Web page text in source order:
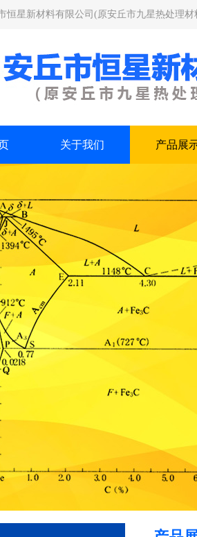
恒星新材料有限公司(原安丘市九星热处理材
关于我们 产品展